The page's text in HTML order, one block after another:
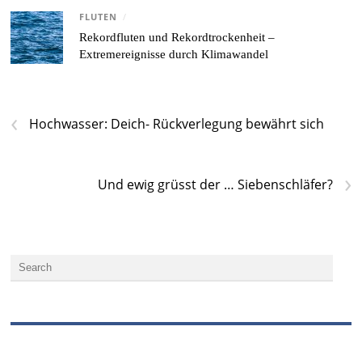
FLUTEN /
Rekordfluten und Rekordtrockenheit –
Extremereignisse durch Klimawandel
‹ Hochwasser: Deich- Rückverlegung bewährt sich
›
Und ewig grüsst der … Siebenschläfer?